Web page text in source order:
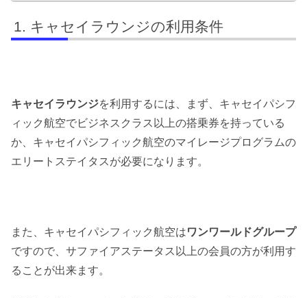
キャセイラウンジの利用条件
キャセイラウンジを利用するには、まず、キャセイパシフ
ィック航空でビジネスクラス以上の搭乗券を持っている
か、キャセイパシフィック航空のマイレージプログラムの
エリートステイタスが必要になります。
また、キャセイパシフィック航空はワンワールドグループ
ですので、サファイアステータス以上の会員の方が利用す
ることが出来ます。